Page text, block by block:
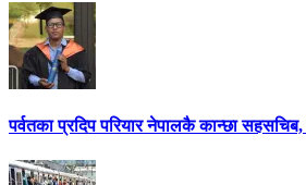
पर्वतका प्रदिप परियार नेपालकै कान्छा सहसचिब,